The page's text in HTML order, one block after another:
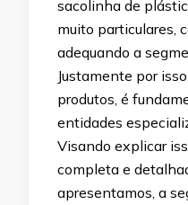
sacolinha de
muito particulares,
adequando a
Justamente por
produtos, é
entidades
Visando explicar
completa e
apresentamos, a